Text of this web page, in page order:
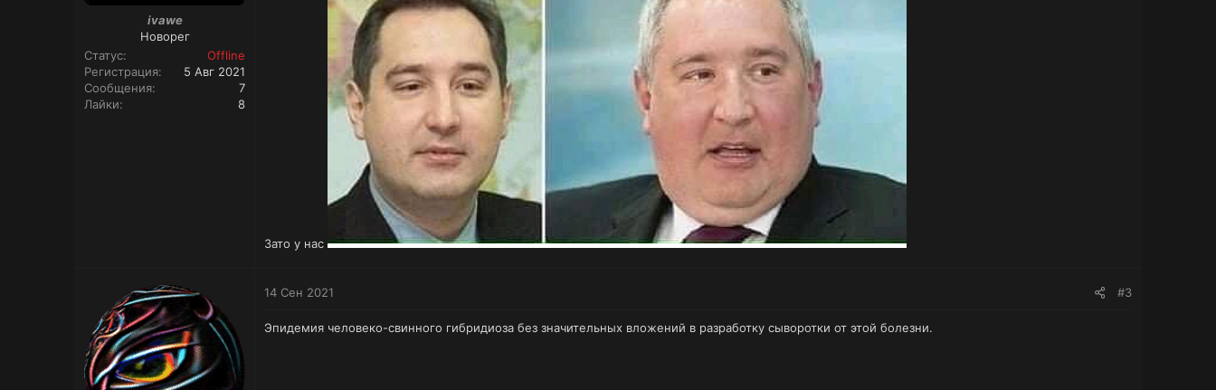
ivawe
Новорег
Статус
Offline
Регистрация
5 Авг 2021
Сообщения
7
Лайки
8
Зато у нас
14 Сен 2021 #3
Эпидемия человеко-свинного гибридиоза без значительных вложений в разработку сыворотки от этой болезни.